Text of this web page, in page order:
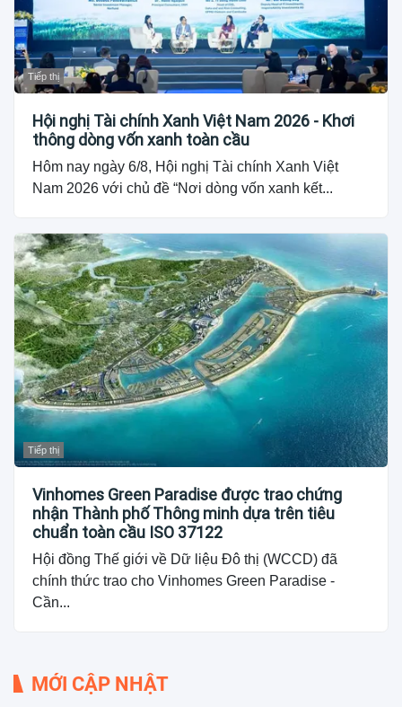
Tiếp thị
Hội nghị Tài chính Xanh Việt Nam 2026 - Khơi
thông dòng vốn xanh toàn cầu
Hôm nay ngày 6/8, Hội nghị Tài chính Xanh Việt
Nam 2026 với chủ đề “Nơi dòng vốn xanh kết...
Tiếp thị
Vinhomes Green Paradise được trao chứng
nhận Thành phố Thông minh dựa trên tiêu
chuẩn toàn cầu ISO 37122
Hội đồng Thế giới về Dữ liệu Đô thị (WCCD) đã
chính thức trao cho Vinhomes Green Paradise -
Cần...
MỚI CẬP NHẬT